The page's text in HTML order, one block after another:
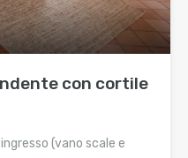
con cortile
(vano scale e